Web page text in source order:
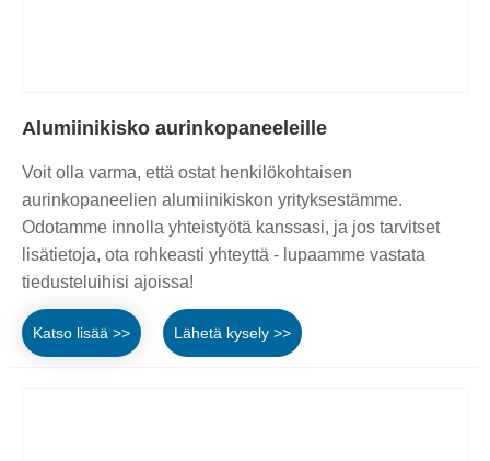
Alumiinikisko aurinkopaneeleille
Voit olla varma, että ostat henkilökohtaisen
aurinkopaneelien alumiinikiskon yrityksestämme.
Odotamme innolla yhteistyötä kanssasi, ja jos tarvitset
lisätietoja, ota rohkeasti yhteyttä - lupaamme vastata
tiedusteluihisi ajoissa!
Katso lisää >> Lähetä kysely >>